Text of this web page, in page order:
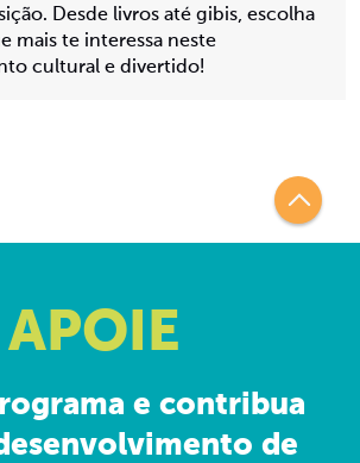
Desde livros até gibis, escolha
mais te interessa neste
cultural e divertido!
APOIE
e contribua
de